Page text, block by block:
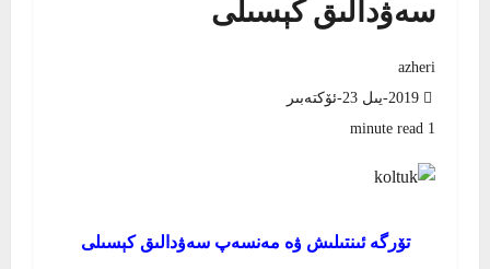
سەۋدالىق كېسىلى
azheri
1 minute read
تۆرگە ئىنتىلىش ۋە مەنسەپ سەۋدالىق كېسىلى